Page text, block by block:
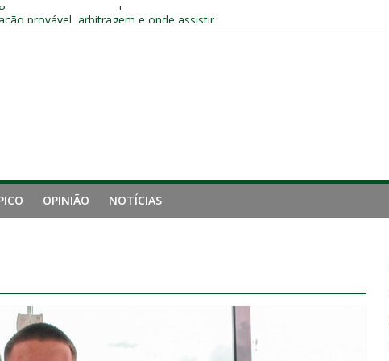
invicto ao clássico após retomada do Brasileirão
estreia no time principal do New York City
20 do Fluminense em duelo contra o Nova Iguaçu pelo Carioca
OPINIÃO NOTÍCIAS